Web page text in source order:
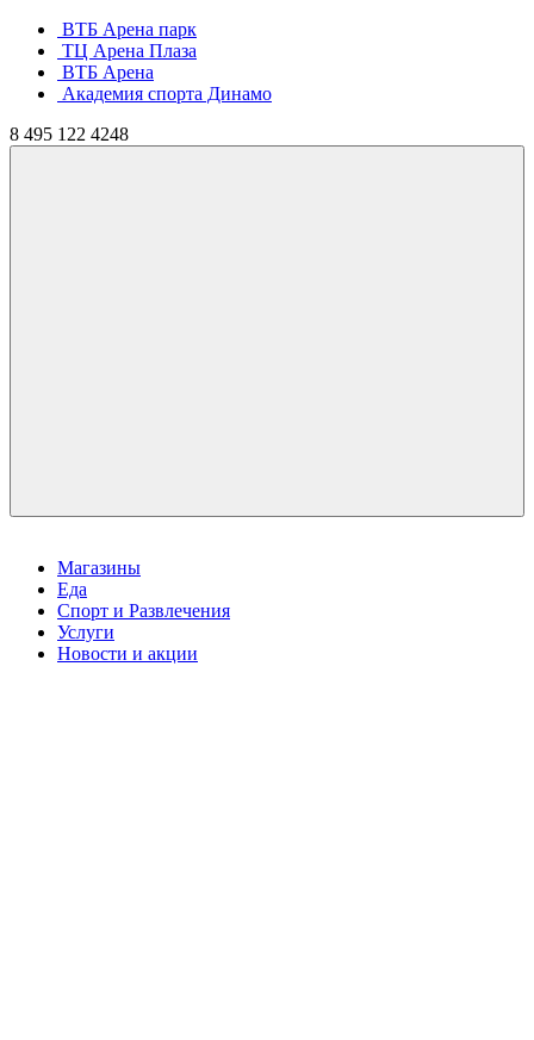
ВТБ Арена парк
ТЦ Арена Плаза
ВТБ Арена
Академия спорта Динамо
8 495 122 4248
Магазины
Еда
Спорт и Развлечения
Услуги
Новости и акции